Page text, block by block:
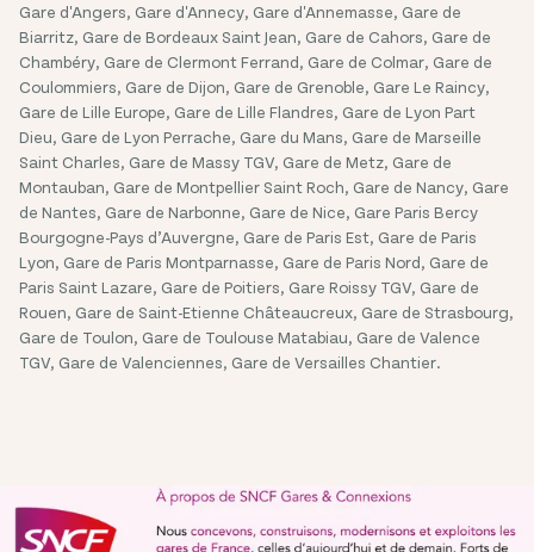
Gare d'Angers, Gare d'Annecy, Gare d'Annemasse, Gare de
Biarritz, Gare de Bordeaux Saint Jean, Gare de Cahors, Gare de
Chambéry, Gare de Clermont Ferrand, Gare de Colmar, Gare de
Coulommiers, Gare de Dijon, Gare de Grenoble, Gare Le Raincy,
Gare de Lille Europe, Gare de Lille Flandres, Gare de Lyon Part
Dieu, Gare de Lyon Perrache, Gare du Mans, Gare de Marseille
Saint Charles, Gare de Massy TGV, Gare de Metz, Gare de
Montauban, Gare de Montpellier Saint Roch, Gare de Nancy, Gare
de Nantes, Gare de Narbonne, Gare de Nice, Gare Paris Bercy
Bourgogne-Pays d’Auvergne, Gare de Paris Est, Gare de Paris
Lyon, Gare de Paris Montparnasse, Gare de Paris Nord, Gare de
Paris Saint Lazare, Gare de Poitiers, Gare Roissy TGV, Gare de
Rouen, Gare de Saint-Etienne Châteaucreux, Gare de Strasbourg,
Gare de Toulon, Gare de Toulouse Matabiau, Gare de Valence
TGV, Gare de Valenciennes, Gare de Versailles Chantier.